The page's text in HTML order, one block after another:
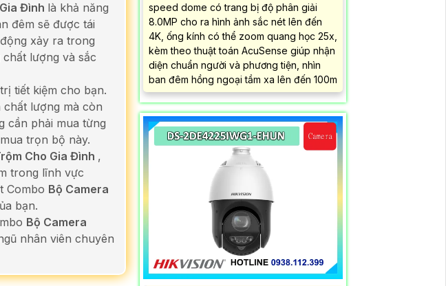
Đình là khả năng
đêm sẽ được tái
xảy ra trong
lượng và sắc
tiết kiệm cho bạn.
lượng mà còn
cần phải mua từng
trọn bộ này.
Cho Gia Đình ,
trong lĩnh vực
Combo Bộ Camera
bạn.
Bộ Camera
nhân viên chuyên
speed dome có trang bị độ phân giải
8.0MP cho ra hình ảnh sắc nét lên đến
4K, ống kính có thể zoom quang học 25x,
kèm theo thuật toán AcuSense giúp nhận
diện chuẩn người và phương tiện, nhìn
ban đêm hồng ngoại tầm xa lên đến 100m